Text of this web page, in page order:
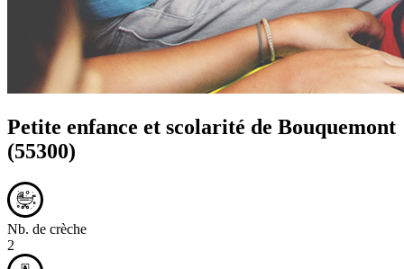
Petite enfance et scolarité de Bouquemont
(55300)
Nb. de crèche
2